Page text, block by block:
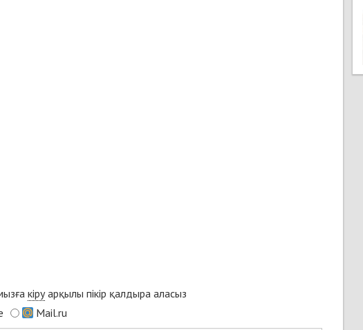
кіруарқылы пікір қалдыра аласыз
Mail.ru